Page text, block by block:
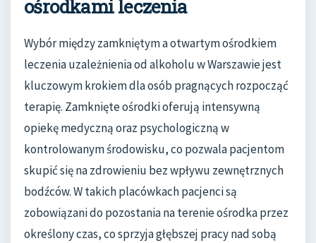
ośrodkami leczenia
Wybór między zamkniętym a otwartym ośrodkiem
leczenia uzależnienia od alkoholu w Warszawie jest
kluczowym krokiem dla osób pragnących rozpocząć
terapię. Zamknięte ośrodki oferują intensywną
opiekę medyczną oraz psychologiczną w
kontrolowanym środowisku, co pozwala pacjentom
skupić się na zdrowieniu bez wpływu zewnętrznych
bodźców. W takich placówkach pacjenci są
zobowiązani do pozostania na terenie ośrodka przez
określony czas, co sprzyja głębszej pracy nad sobą